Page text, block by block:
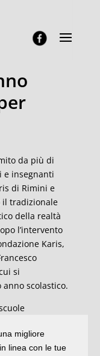
da più di
e insegnanti
di Rimini e
il tradizionale
della realtà
l’intervento
Karis,
si
scolastico.
Rimini e
In programma
migliore
linea con le tue